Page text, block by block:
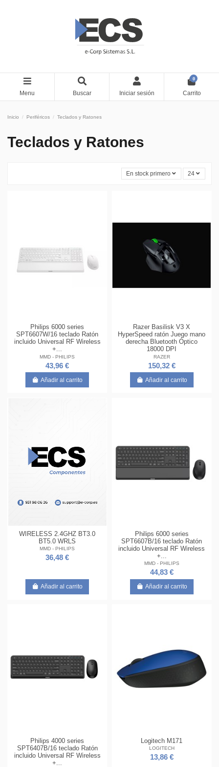
Menu Buscar Iniciar sesión
0
Carrito
Inicio Periféricos Teclados y Ratones
Teclados y Ratones
En stock primero 24
Philips 6000 series
SPT6607W/16 teclado Ratón
incluido Universal RF Wireless
+...
MMD - PHILIPS
43,96 €
Añadir al carrito
Razer Basilisk V3 X
HyperSpeed ratón Juego mano
derecha Bluetooth Óptico
18000 DPI
RAZER
150,32 €
Añadir al carrito
WIRELESS 2.4GHZ BT3.0
BT5.0 WRLS
MMD - PHILIPS
36,48 €
Añadir al carrito
Philips 6000 series
SPT6607B/16 teclado Ratón
incluido Universal RF Wireless
+...
MMD - PHILIPS
44,83 €
Añadir al carrito
Philips 4000 series
SPT6407B/16 teclado Ratón
incluido Universal RF Wireless
+...
Logitech M171
LOGITECH
13,86 €